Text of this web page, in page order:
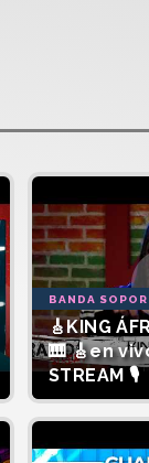
BANDA
🎸KING
🎹 🎸en
STREAM 🎙️